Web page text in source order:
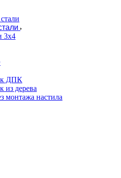
3х4
ДПК
из дерева
монтажа настила